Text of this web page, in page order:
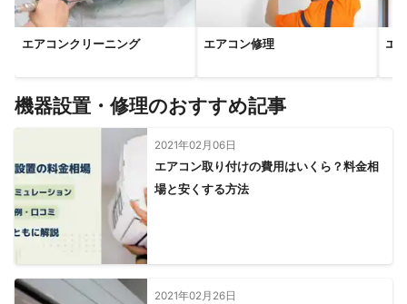
エアコンクリーニング エアコン修理 エ
機器設置・修理のおすすめ記事
2021年02月06日
エアコン取り付けの費用はいくら？料金相
場と安くする方法
2021年02月26日